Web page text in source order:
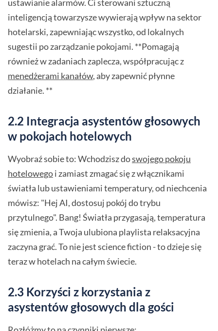
ustawianie alarmów. Ci sterowani sztuczną
inteligencją towarzysze wywierają wpływ na sektor
hotelarski, zapewniając wszystko, od lokalnych
sugestii po zarządzanie pokojami. **Pomagają
również w zadaniach zaplecza, współpracując z
menedżerami kanałów, aby zapewnić płynne
działanie. **
2.2 Integracja asystentów głosowych
w pokojach hotelowych
Wyobraź sobie to: Wchodzisz doswojego pokoju
hotelowegoi zamiast zmagać się z włącznikami
światła lub ustawieniami temperatury, od niechcenia
mówisz: "Hej AI, dostosuj pokój do trybu
przytulnego". Bang! Światła przygasają, temperatura
się zmienia, a Twoja ulubiona playlista relaksacyjna
zaczyna grać. To nie jest science fiction - to dzieje się
teraz w hotelach na całym świecie.
2.3 Korzyści z korzystania z
asystentów głosowych dla gości